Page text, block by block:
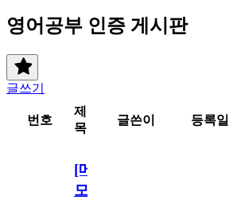
영어공부 인증 게시판
글쓰기
번호
제
목
글쓴이 등록일
[메
모